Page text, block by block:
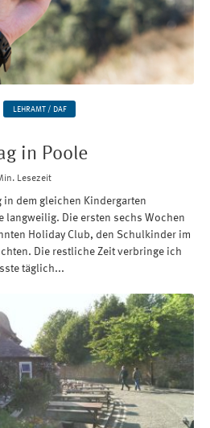
LEHRAMT / DAF
in Poole
Lesezeit
dem gleichen Kindergarten
langweilig. Die ersten sechs Wochen
Holiday Club, den Schulkinder im
Die restliche Zeit verbringe ich
täglich...